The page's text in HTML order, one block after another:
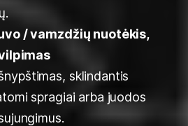
/ vamzdžių nuotėkis,
sklindantis
spragiai arba juodos